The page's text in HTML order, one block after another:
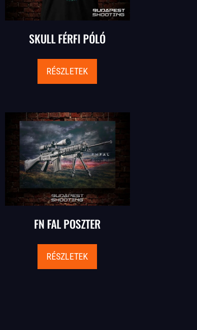
SKULL FÉRFI PÓLÓ
RÉSZLETEK
FN FAL POSZTER
RÉSZLETEK